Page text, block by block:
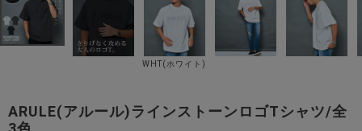
WHT(ホワイト)
ARULE(アルール)ラインストーンロゴTシャツ/全